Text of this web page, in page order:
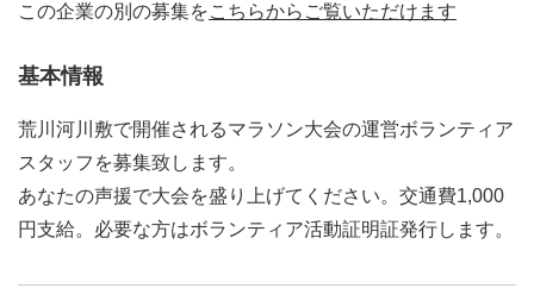
この企業の別の募集をこちらからご覧いただけます
基本情報
荒川河川敷で開催されるマラソン大会の運営ボランティア
スタッフを募集致します。
あなたの声援で大会を盛り上げてください。交通費1,000
円支給。必要な方はボランティア活動証明証発行します。